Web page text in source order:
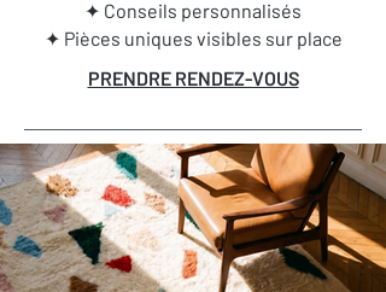
✦ Conseils personnalisés
✦ Pièces uniques visibles sur place
PRENDRE RENDEZ-VOUS